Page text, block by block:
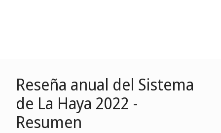
Reseña anual del Sistema
de La Haya 2022 -
Resumen